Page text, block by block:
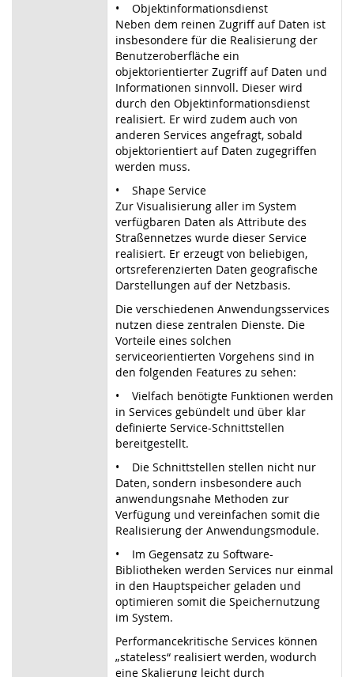
• Objektinformationsdienst
Neben dem reinen Zugriff auf Daten ist
insbesondere für die Realisierung der
Benutzeroberfläche ein
objektorientierter Zugriff auf Daten und
Informationen sinnvoll. Dieser wird
durch den Objektinformationsdienst
realisiert. Er wird zudem auch von
anderen Services angefragt, sobald
objektorientiert auf Daten zugegriffen
werden muss.
• Shape Service
Zur Visualisierung aller im System
verfügbaren Daten als Attribute des
Straßennetzes wurde dieser Service
realisiert. Er erzeugt von beliebigen,
ortsreferenzierten Daten geografische
Darstellungen auf der Netzbasis.
Die verschiedenen Anwendungsservices
nutzen diese zentralen Dienste. Die
Vorteile eines solchen
serviceorientierten Vorgehens sind in
den folgenden Features zu sehen:
• Vielfach benötigte Funktionen werden
in Services gebündelt und über klar
definierte Service-Schnittstellen
bereitgestellt.
• Die Schnittstellen stellen nicht nur
Daten, sondern insbesondere auch
anwendungsnahe Methoden zur
Verfügung und vereinfachen somit die
Realisierung der Anwendungsmodule.
• Im Gegensatz zu Software-
Bibliotheken werden Services nur einmal
in den Hauptspeicher geladen und
optimieren somit die Speichernutzung
im System.
Performancekritische Services können
„stateless“ realisiert werden, wodurch
eine Skalierung leicht durch